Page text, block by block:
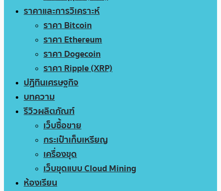
ราคาและการวิเคราะห์
ราคา Bitcoin
ราคา Ethereum
ราคา Dogecoin
ราคา Ripple (XRP)
ปฏิทินเศรษฐกิจ
บทความ
รีวิวผลิตภัณฑ์
เว็บซื้อขาย
กระเป๋าเก็บเหรียญ
เครื่องขุด
เว็บขุดแบบ Cloud Mining
ห้องเรียน